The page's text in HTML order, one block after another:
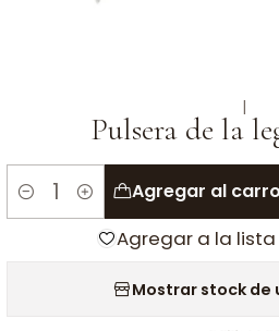
|
Pulsera de la
Cantidad
Agregar al carro
Agregar a la
Mostrar stock de